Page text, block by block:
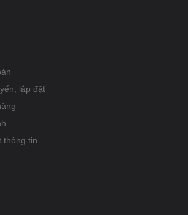
lắp đặt
thông tin